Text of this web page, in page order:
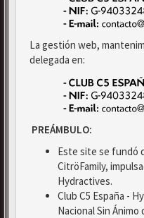
La gestión web,
delegada en:
PREÁMBULO:
Este site se fundó
CitröFamily,
Hydractives.
Club C5 España -
Nacional Sin